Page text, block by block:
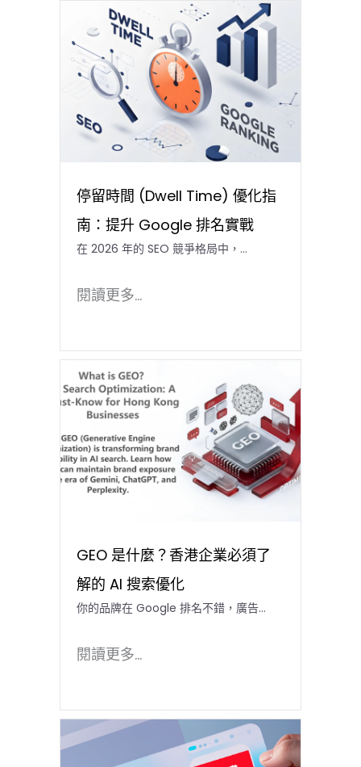
停留時間 (Dwell Time) 優化指
南：提升 Google 排名實戰
在 2026 年的 SEO 競爭格局中，…
閱讀更多...
GEO 是什麼？香港企業必須了
解的 AI 搜索優化
你的品牌在 Google 排名不錯，廣告…
閱讀更多...